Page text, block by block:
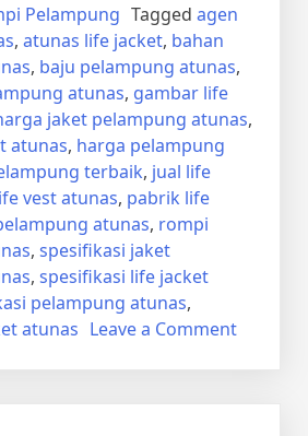
Pelampung Tagged agen
, atunas life jacket, bahan
, baju pelampung atunas,
atunas, gambar life
jaket pelampung atunas,
atunas, harga pelampung
terbaik, jual life
vest atunas, pabrik life
atunas, rompi
, spesifikasi jaket
, spesifikasi life jacket
pelampung atunas,
atunas Leave a Commenton